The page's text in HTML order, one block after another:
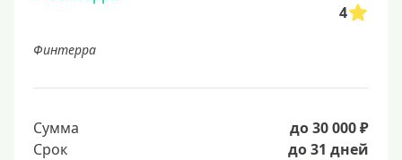
4
Финтерра
Сумма
до 30 000 ₽
Срок
до 31 дней